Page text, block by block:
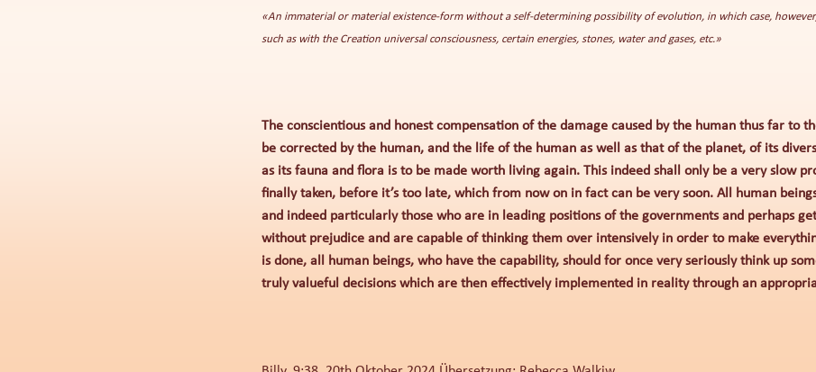
«An immaterial or material existence-form without a self-determining possibility of evolution, in which case,
such as with the Creation universal consciousness, certain energies, stones, water and gases, etc.»
The conscientious and honest compensation of the damage caused by the human thus far to
be corrected by the human, and the life of the human as well as that of the planet, of its
as its fauna and flora is to be made worth living again. This indeed shall only be a very slow
finally taken, before it’s too late, which from now on in fact can be very soon. All human
and indeed particularly those who are in leading positions of the governments and perhaps
without prejudice and are capable of thinking them over intensively in order to make
is done, all human beings, who have the capability, should for once very seriously think up
truly valueful decisions which are then effectively implemented in reality through an